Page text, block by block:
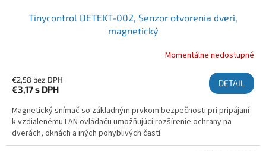
Tinycontrol DETEKT-002, Senzor otvorenia dverí,
magnetický
Momentálne nedostupné
€2,58 bez DPH
€3,17s DPH
DETAIL
Magnetický snímač so základným prvkom bezpečnosti pri pripájaní
k vzdialenému LAN ovládaču umožňujúci rozšírenie ochrany na
dverách, oknách a iných pohyblivých častí.